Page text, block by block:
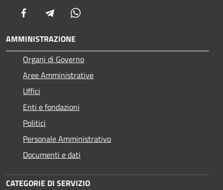
Facebook Telegram
AMMINISTRAZIONE
Organi di Governo
Aree Amministrative
Uffici
Enti e fondazioni
Politici
Personale Amministrativo
Documenti e dati
CATEGORIE DI SERVIZIO